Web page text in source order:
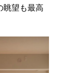
眺望も最高